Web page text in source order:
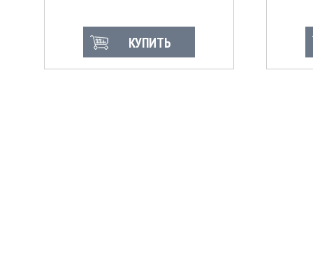
КУПИТЬ